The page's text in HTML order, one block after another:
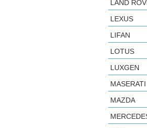
LAND
LEXUS
LIFAN
LOTUS
LUXGEN
MASERATI
MAZDA